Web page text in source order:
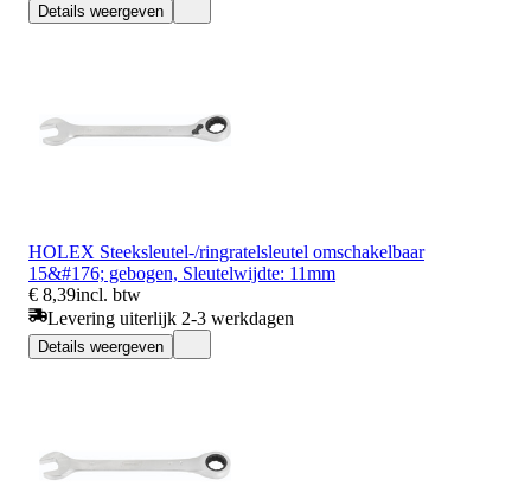
Details weergeven
HOLEX Steeksleutel-/ringratelsleutel omschakelbaar
15&#176; gebogen, Sleutelwijdte: 11mm
€ 8,39incl. btw
Levering uiterlijk 2-3 werkdagen
Details weergeven